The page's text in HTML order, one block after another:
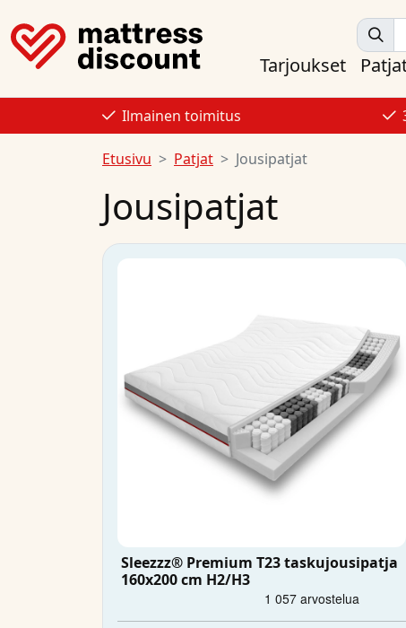
Tarjoukset
Ilmainen toimitus
Etusivu Patjat Jousipatjat
Jousipatjat
Sleezzz® Premium T23 taskujousipatja
160x200 cm H2/H3